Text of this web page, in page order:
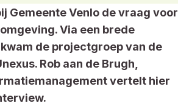
Gemeente Venlo de vraag voor
Via een brede
de projectgroep van de
Rob aan de Brugh,
vertelt hier